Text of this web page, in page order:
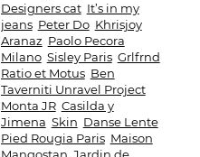
Designers cat It’s in my
jeans Peter Do Khrisjoy
Aranaz Paolo Pecora
Milano Sisley Paris Grlfrnd
Ratio et Motus Ben
Taverniti Unravel Project
Monta JR Casilda y
Jimena Skin Danse Lente
Pied Rougia Paris Maison